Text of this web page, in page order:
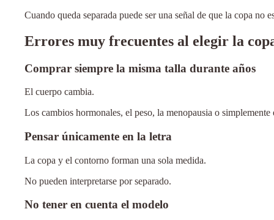
Cuando queda separada puede ser una señal de que la copa no
Errores muy frecuentes al elegir la
Comprar siempre la misma talla durante años
El cuerpo cambia.
Los cambios hormonales, el peso, la menopausia o
Pensar únicamente en la letra
La copa y el contorno forman una sola medida.
No pueden interpretarse por separado.
No tener en cuenta el modelo